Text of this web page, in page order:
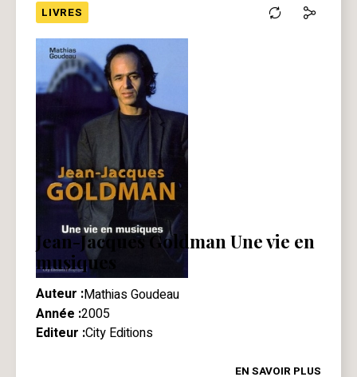
LIVRES
Jean-Jacques Goldman Une vie en
musiques
Auteur :Mathias Goudeau
Année :2005
Editeur :City Editions
EN SAVOIR PLUS